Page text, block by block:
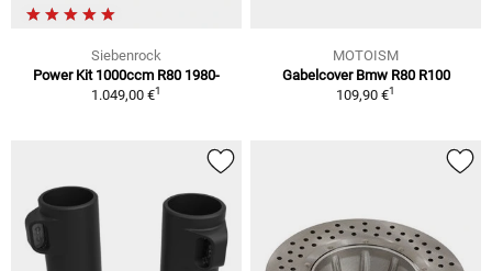
Siebenrock
Power Kit 1000ccm R80 1980-
1.049,00 €1
MOTOISM
Gabelcover Bmw R80 R100
109,90 €1